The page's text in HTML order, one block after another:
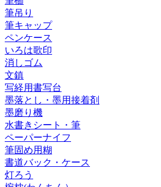
筆吊り
筆キャップ
ペンケース
いろは歌印
消しゴム
文鎮
写経用書写台
墨落とし・墨用接着剤
墨磨り機
水書きシート・筆
ペーパーナイフ
筆固め用糊
書道バック・ケース
灯ろう